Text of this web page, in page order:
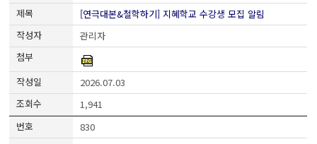
[연극대본&철학하기] 지혜학교 수강생 모집 알림
관리자
2026.07.03
1,941
830